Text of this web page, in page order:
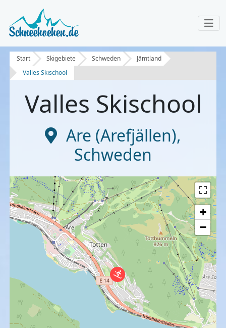
Start Skigebiete Schweden
Jämtland
Valles Skischool
Valles Skischool
Are (Arefjällen),
Schweden
+
−